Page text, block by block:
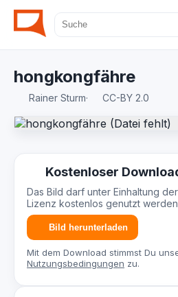
hongkongfähre
Rainer Sturm· CC-BY 2.0
Kostenloser
Das Bild darf unter Einhaltung
Lizenz kostenlos genutzt
Bild herunterladen
Mit dem Download stimmst Du
Nutzungsbedingungen zu.